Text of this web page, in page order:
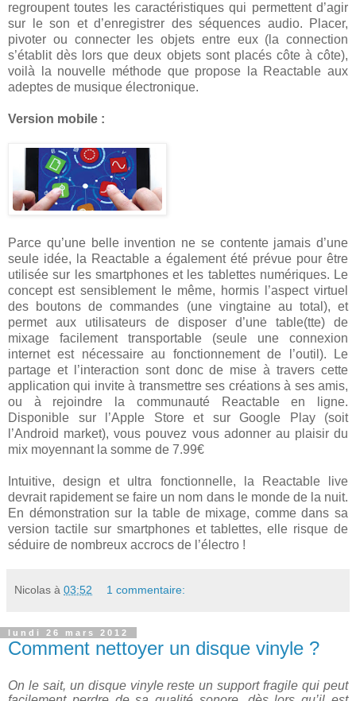
regroupent toutes les caractéristiques qui permettent d’agir
sur le son et d’enregistrer des séquences audio. Placer,
pivoter ou connecter les objets entre eux (la connection
s’établit dès lors que deux objets sont placés côte à côte),
voilà la nouvelle méthode que propose la Reactable aux
adeptes de musique électronique.
Version mobile :
Parce qu’une belle invention ne se contente jamais d’une
seule idée, la Reactable a également été prévue pour être
utilisée sur les smartphones et les tablettes numériques. Le
concept est sensiblement le même, hormis l’aspect virtuel
des boutons de commandes (une vingtaine au total), et
permet aux utilisateurs de disposer d’une table(tte) de
mixage facilement transportable (seule une connexion
internet est nécessaire au fonctionnement de l’outil). Le
partage et l’interaction sont donc de mise à travers cette
application qui invite à transmettre ses créations à ses amis,
ou à rejoindre la communauté Reactable en ligne.
Disponible sur l’Apple Store et sur Google Play (soit
l’Android market), vous pouvez vous adonner au plaisir du
mix moyennant la somme de 7.99€
Intuitive, design et ultra fonctionnelle, la Reactable live
devrait rapidement se faire un nom dans le monde de la nuit.
En démonstration sur la table de mixage, comme dans sa
version tactile sur smartphones et tablettes, elle risque de
séduire de nombreux accrocs de l’électro !
Nicolas à 03:52 1 commentaire:
lundi 26 mars 2012
Comment nettoyer un disque vinyle ?
On le sait, un disque vinyle reste un support fragile qui peut